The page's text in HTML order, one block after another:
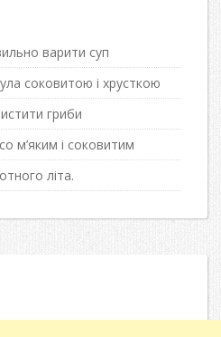
варити суп
соковитою і хрусткою
гриби
м’яким і соковитим
літа.